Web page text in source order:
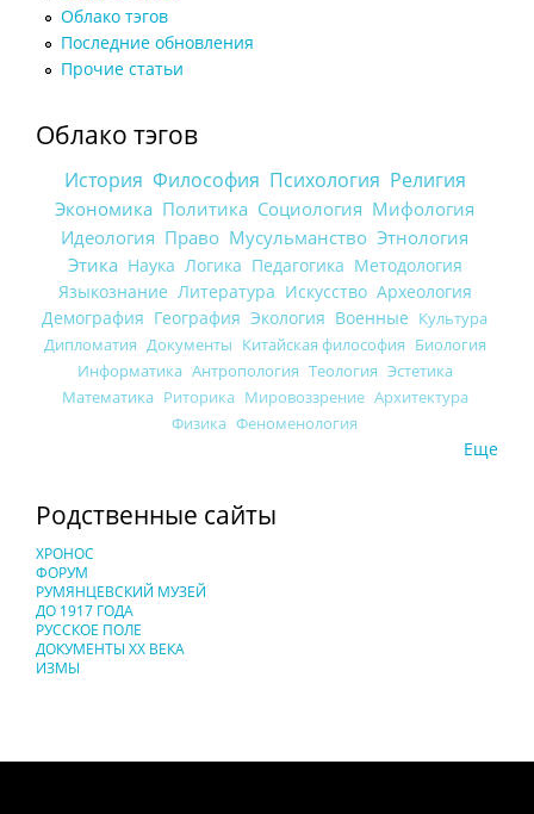
Облако тэгов
Последние обновления
Прочие статьи
Облако тэгов
История Философия Психология Религия
Экономика Политика Социология Мифология
Идеология Право Мусульманство Этнология
Этика Наука Логика Педагогика Методология
Языкознание Литература Искусство Археология
Демография География Экология Военные Культура
Дипломатия Документы Китайская философия Биология
Информатика Антропология Теология Эстетика
Математика Риторика Мировоззрение Архитектура
Физика Феноменология
Еще
Родственные сайты
ХРОНОС
ФОРУМ
РУМЯНЦЕВСКИЙ МУЗЕЙ
ДО 1917 ГОДА
РУССКОЕ ПОЛЕ
ДОКУМЕНТЫ XX ВЕКА
ИЗМЫ